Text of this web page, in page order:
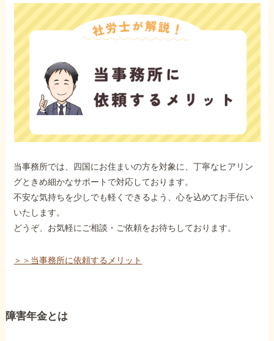
当事務所では、四国にお住まいの方を対象に、丁寧なヒアリン
グときめ細かなサポートで対応しております。
不安な気持ちを少しでも軽くできるよう、心を込めてお手伝い
いたします。
どうぞ、お気軽にご相談・ご依頼をお待ちしております。
＞＞当事務所に依頼するメリット
障害年金とは